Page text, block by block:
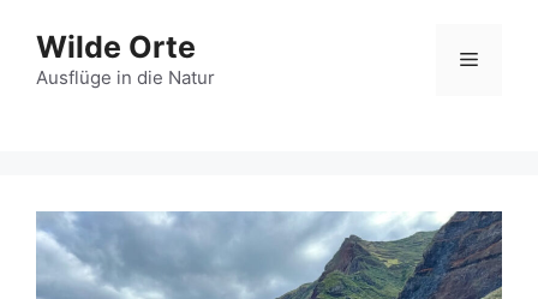
Inhalt
springen
Wilde Orte
Ausflüge in die Natur
Menü